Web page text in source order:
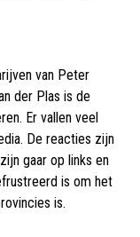
van Peter
der Plas is de
Er vallen veel
De reacties zijn
gaar op links en
is om het
is.